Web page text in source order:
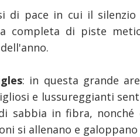
di pace in cui il
completa di piste
: in questa grande
e lussureggianti
sabbia in fibra,
si allenano e